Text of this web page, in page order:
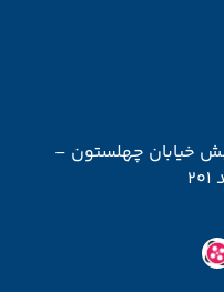
خیابان چهلستون –